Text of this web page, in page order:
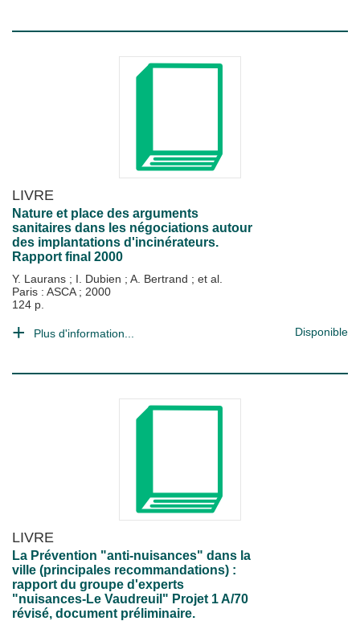
LIVRE
Nature et place des arguments
sanitaires dans les négociations autour
des implantations d'incinérateurs.
Rapport final 2000
Y. Laurans ; I. Dubien ; A. Bertrand ; et al.
Paris : ASCA ; 2000
124 p.
Plus d'information... Disponible
LIVRE
La Prévention "anti-nuisances" dans la
ville (principales recommandations) :
rapport du groupe d'experts
"nuisances-Le Vaudreuil" Projet 1 A/70
révisé, document préliminaire.